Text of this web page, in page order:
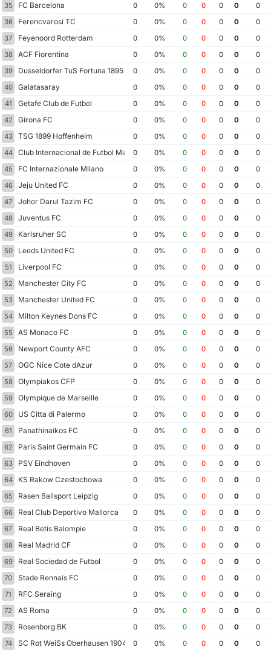
35
FC Barcelona 0 0% 0 0 0 0
0
36
Ferencvarosi TC 0 0% 0 0 0 0
0
37
Feyenoord Rotterdam 0 0% 0 0 0 0
0
38
ACF Fiorentina 0 0% 0 0 0 0
0
39
Dusseldorfer TuS Fortuna 1895 0 0% 0 0 0 0
0
40
Galatasaray 0 0% 0 0 0 0
0
41
Getafe Club de Futbol 0 0% 0 0 0 0
0
42
Girona FC 0 0% 0 0 0 0
0
43
TSG 1899 Hoffenheim 0 0% 0 0 0 0
0
44
Club Internacional de Futbol Miami
0 0% 0 0 0 0
0
45
FC Internazionale Milano 0 0% 0 0 0 0
0
46
Jeju United FC 0 0% 0 0 0 0
0
47
Johor Darul Tazim FC 0 0% 0 0 0 0
0
48
Juventus FC 0 0% 0 0 0 0
0
49
Karlsruher SC 0 0% 0 0 0 0
0
50
Leeds United FC 0 0% 0 0 0 0
0
51
Liverpool FC 0 0% 0 0 0 0
0
52
Manchester City FC 0 0% 0 0 0 0
0
53
Manchester United FC 0 0% 0 0 0 0
0
54
Milton Keynes Dons FC 0 0% 0 0 0 0
0
55
AS Monaco FC 0 0% 0 0 0 0
0
56
Newport County AFC 0 0% 0 0 0 0
0
57
OGC Nice Cote dAzur 0 0% 0 0 0 0
0
58
Olympiakos CFP 0 0% 0 0 0 0
0
59
Olympique de Marseille 0 0% 0 0 0 0
0
60
US Citta di Palermo 0 0% 0 0 0 0
0
61
Panathinaikos FC 0 0% 0 0 0 0
0
62
Paris Saint Germain FC 0 0% 0 0 0 0
0
63
PSV Eindhoven 0 0% 0 0 0 0
0
64
KS Rakow Czestochowa 0 0% 0 0 0 0
0
65
Rasen Ballsport Leipzig 0 0% 0 0 0 0
0
66
Real Club Deportivo Mallorca 0 0% 0 0 0 0
0
67
Real Betis Balompie 0 0% 0 0 0 0
0
68
Real Madrid CF 0 0% 0 0 0 0
0
69
Real Sociedad de Futbol 0 0% 0 0 0 0
0
70
Stade Rennais FC 0 0% 0 0 0 0
0
71
RFC Seraing 0 0% 0 0 0 0
0
72
AS Roma 0 0% 0 0 0 0
0
73
Rosenborg BK 0 0% 0 0 0 0
0
74
SC Rot WeiSs Oberhausen 1904 0 0% 0 0 0 0
0